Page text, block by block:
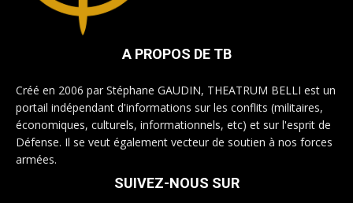
A PROPOS DE TB
Créé en 2006 par Stéphane GAUDIN, THEATRUM BELLI est un
portail indépendant d'informations sur les conflits (militaires,
économiques, culturels, informationnels, etc) et sur l'esprit de
Défense. Il se veut également vecteur de soutien à nos forces
armées.
SUIVEZ-NOUS SUR